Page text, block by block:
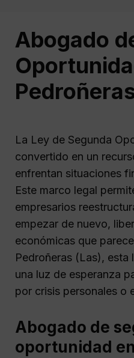
Abogado
La Ley de Segunda
convertido en un
enfrentan situaciones
Este marco legal
empresarios
empezar de nuevo,
económicas que
Pedroñeras (Las),
una luz de esperanza
por crisis personales o
Abogado de
oportunidad